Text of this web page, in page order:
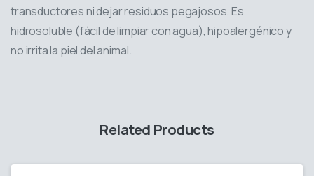
transductores ni dejar residuos pegajosos. Es
hidrosoluble (fácil de limpiar con agua), hipoalergénico y
no irrita la piel del animal.
Related Products